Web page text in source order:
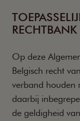
RECHTBANK
Op deze
Belgisch recht
verband houden
daarbij
de geldigheid